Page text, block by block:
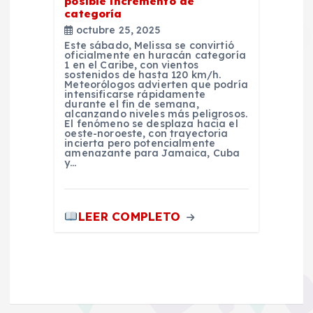
categoría
octubre 25, 2025
Este sábado, Melissa se convirtió
oficialmente en huracán categoría
1 en el Caribe, con vientos
sostenidos de hasta 120 km/h.
Meteorólogos advierten que podría
intensificarse rápidamente
durante el fin de semana,
alcanzando niveles más peligrosos.
El fenómeno se desplaza hacia el
oeste-noroeste, con trayectoria
incierta pero potencialmente
amenazante para Jamaica, Cuba
y…
LEER COMPLETO